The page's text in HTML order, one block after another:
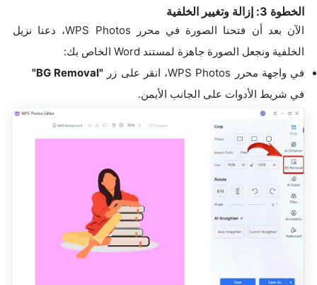
الخطوة 3: إزالة وتغيير الخلفية
الآن بعد أن فتحنا الصورة في محرر WPS Photos، دعنا نزيل
الخلفية ونجعل الصورة جاهزة لمستند Word الخاص بك:
في واجهة محرر WPS Photos، انقر على زر
"BG Removal"
في شريط الأدوات على الجانب الأيمن.